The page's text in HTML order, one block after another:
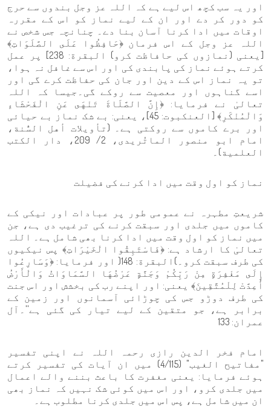
اور یہ سب کچھ اس لیے ہے کہ اللہ عز وجل بندوں سے حرج
کو دور کر دے اور ان کے لیے نماز کو اس کے مقررہ
اوقات میں ادا کرنا آسان بنا دے۔ چنانچہ جس شخص نے
اللہ عز وجل کے اس فرمان ﴿حَافِظُوا عَلَى الصَّلَوَاتِ﴾
[یعنی (نمازوں کی حافاظت کرو) البقرة: 238] پر عمل
کرتے ہوئے نماز کی پابندی کی اور اس سے غافل نہ ہوا،
تو یہ نماز اس کے دین اور جان کی حفاظت کرے گی اور
اسے گناہوں اور معصیت سے روکے گی۔جیسا کہ اللہ
تعالیٰ نے فرمایا: ﴿إِنَّ الصَّلَاةَ تَنْهَى عَنِ الْفَحْشَاءِ
وَالْمُنْكَرِ﴾ [العنكبوت: 45]، یعنی: بے شک نماز بے حیائی
اور برے کاموں سے روکتی ہے۔ (تأويلات أهل السُّنة،
امام ابو منصور الماتُریدی، 2/ 209، دار الكتب
العلمية)۔
نماز کو اول وقت میں ادا کرنے کی فضیلت
شریعتِ مطہرہ نے عمومی طور پر عبادات اور نیکی کے
کاموں میں جلدی اور سبقت کرنے کی ترغیب دی ہے، جن
میں نماز کو اول وقت میں ادا کرنا بھی شامل ہے۔ اللہ
تعالیٰ کا ارشاد ہے: ﴿فَاسْتَبِقُوا الْخَيْرَاتِ﴾ پس نیکیوں
کی طرف سبقت کرو۔)البقرة: 148( اور فرمایا: ﴿وَسَارِعُوا
إِلَى مَغْفِرَةٍ مِنْ رَبِّكُمْ وَجَنَّةٍ عَرْضُهَا السَّمَاوَاتُ وَالْأَرْضُ
أُعِدَّتْ لِلْمُتَّقِينَ﴾ یعنی: اور اپنے رب کی بخشش اور اس جنت
کی طرف دوڑو جس کی چوڑائی آسمانوں اور زمین کے
برابر ہے، جو متقین کے لیے تیار کی گئی ہے''۔آل
عمران: 133
امام فخر الدین رازی رحمہ اللہ نے اپنی تفسیر
"مفاتيح الغيب" (4/115) میں ان آیات کی تفسیر کرتے
ہوئے فرمایا: یعنی مغفرت کا باعث بننے والے اعمال
میں جلدی کرو، اور اس میں کوئی شک نہیں کہ نماز بھی
ان میں شامل ہے، پس اس میں جلدی کرنا مطلوب ہے۔